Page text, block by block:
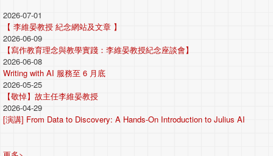
2026-07-01
【 李維晏教授 紀念網站及文章 】
2026-06-09
【寫作教育理念與教學實踐：李維晏教授紀念座談會】
2026-06-08
Writing with AI 服務至 6 月底
2026-05-25
【敬悼】故主任李維晏教授
2026-04-29
[演講] From Data to Discovery: A Hands-On Introduction to Julius AI